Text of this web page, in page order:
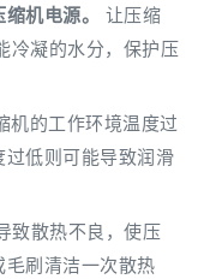
机电源。
让压缩
冷凝的水分，保护压
机的工作环境温度过
低则可能导致润滑
致散热不良，使压
刷清洁一次散热